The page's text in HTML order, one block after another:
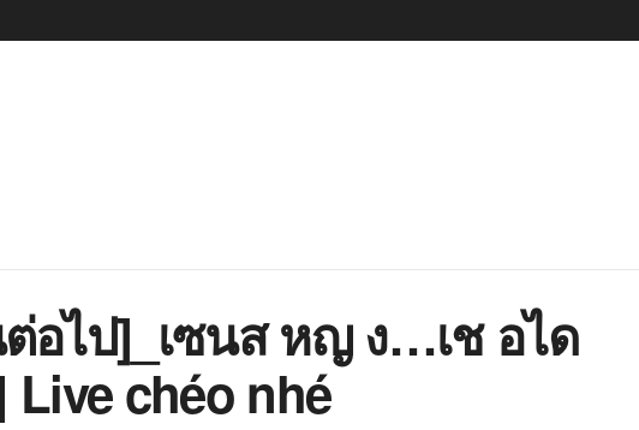
อไป]_เซนส หญ ง…เช อได
Live chéo nhé